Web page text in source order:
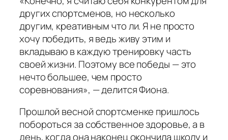
других спортсменов, но несколько
другим, креативным что ли. Я не просто
хочу победить, я ведь живу этим и
вкладываю в каждую тренировку часть
своей жизни. Поэтому все победы — это
нечто большее, чем просто
соревнования», — делится Фиона.
Прошлой весной спортсменке пришлось
побороться за собственное здоровье, а в
день, когда она наконец окончила школу и